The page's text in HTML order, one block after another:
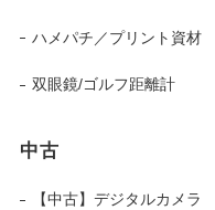
ハメパチ／プリント資材
双眼鏡/ゴルフ距離計
中古
【中古】デジタルカメラ